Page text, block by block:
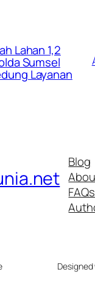
Lahan 1,2
Sumsel
Layanan
Blog
FAQs